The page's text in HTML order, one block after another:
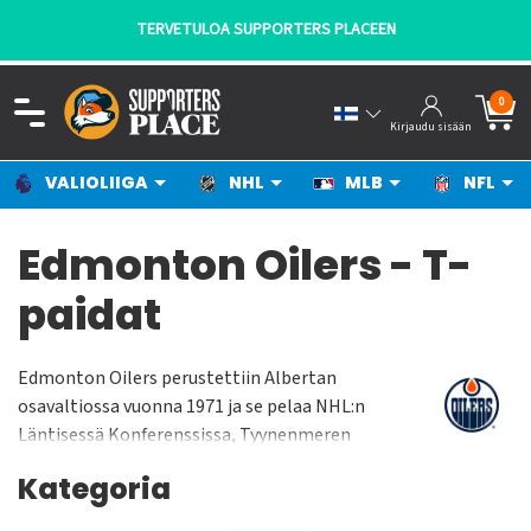
TERVETULOA SUPPORTERS PLACEEN
Kirjaudu sisään
0
VALIOLIIGA NHL MLB NFL
Edmonton Oilers - T-
paidat
Edmonton Oilers perustettiin Albertan
osavaltiossa vuonna 1971 ja se pelaa NHL:n
Läntisessä Konferenssissa, Tyynenmeren
Placessa jonka yleisökapasiteetti on n. 18 000
Kategoria